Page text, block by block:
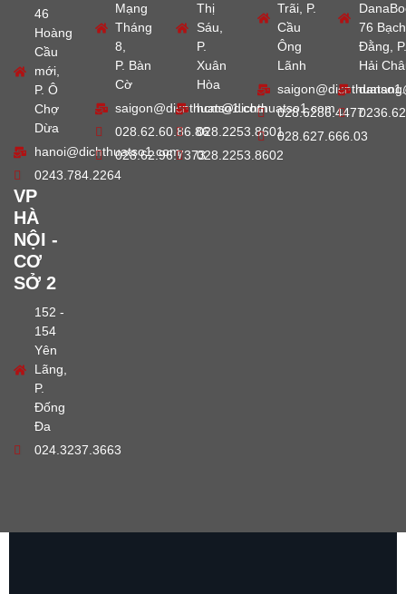
46
Hoàng
Cầu
mới,
P. Ô
Chợ
Dừa
hanoi@dichthuatso1.com
0243.784.2264
VP
HÀ
NỘI -
CƠ
SỞ 2
152 -
154
Yên
Lãng,
P.
Đống
Đa
024.3237.3663
Mạng
Tháng
8,
P. Bàn
Cờ
saigon@dichthuatso1.com
028.62.60.86.86
028.62.96.7373
Thị
Sáu,
P.
Xuân
Hòa
hcm@dichthuatso1.com
028.2253.8601
028.2253.8602
Trãi, P.
Cầu
Ông
Lãnh
028.6286.4477
028.627.666.03
76 Bạch
Đằng, P.
Hải